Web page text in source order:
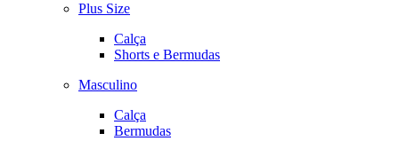
Plus Size
Calça
Shorts e Bermudas
Masculino
Calça
Bermudas